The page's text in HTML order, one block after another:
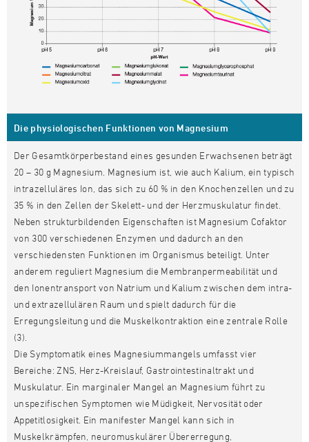
Die physiologischen Funktionen von Magnesium
Der Gesamtkörperbestand eines gesunden Erwachsenen beträgt
20 – 30 g Magnesium. Magnesium ist, wie auch Kalium, ein typisch
intrazelluläres Ion, das sich zu 60 % in den Knochenzellen und zu
35 % in den Zellen der Skelett- und der Herzmuskulatur findet.
Neben strukturbildenden Eigenschaften ist Magnesium Cofaktor
von 300 verschiedenen Enzymen und dadurch an den
verschiedensten Funktionen im Organismus beteiligt. Unter
anderem reguliert Magnesium die Membranpermeabilität und
den Ionentransport von Natrium und Kalium zwischen dem intra-
und extrazellulären Raum und spielt dadurch für die
Erregungsleitung und die Muskelkontraktion eine zentrale Rolle
(3).
Die Symptomatik eines Magnesiummangels umfasst vier
Bereiche: ZNS, Herz-Kreislauf, Gastrointestinaltrakt und
Muskulatur. Ein marginaler Mangel an Magnesium führt zu
unspezifischen Symptomen wie Müdigkeit, Nervosität oder
Appetitlosigkeit. Ein manifester Mangel kann sich in
Muskelkrämpfen, neuromuskulärer Übererregung,